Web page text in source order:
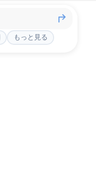
もっと見る